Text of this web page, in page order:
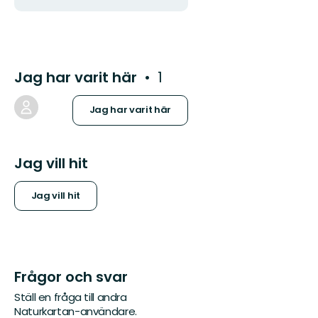
Jag har varit här 1
Jag har varit här
Jag vill hit
Jag vill hit
Frågor och svar
Ställ en fråga till andra
Naturkartan-användare.